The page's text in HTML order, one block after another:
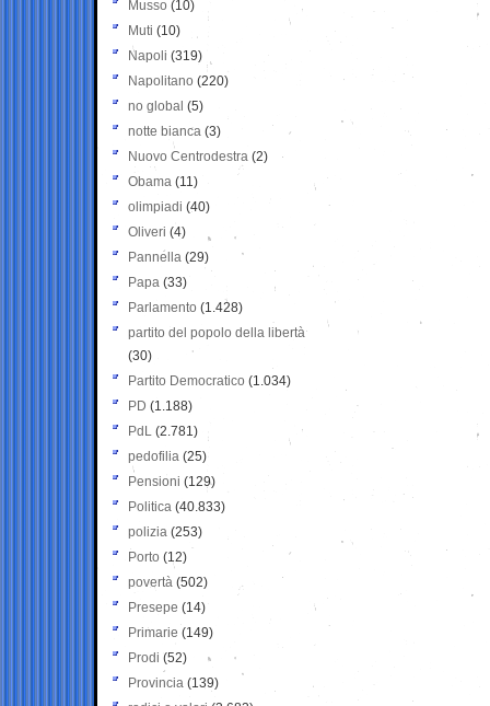
Musso (10)
Muti (10)
Napoli (319)
Napolitano (220)
no global (5)
notte bianca (3)
Nuovo Centrodestra (2)
Obama (11)
olimpiadi (40)
Oliveri (4)
Pannella (29)
Papa (33)
Parlamento (1.428)
partito del popolo della libertà
(30)
Partito Democratico (1.034)
PD (1.188)
PdL (2.781)
pedofilia (25)
Pensioni (129)
Politica (40.833)
polizia (253)
Porto (12)
povertà (502)
Presepe (14)
Primarie (149)
Prodi (52)
Provincia (139)